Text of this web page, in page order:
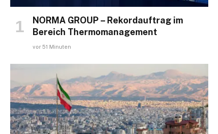
NORMA GROUP – Rekordauftrag im
Bereich Thermomanagement
vor 51 Minuten